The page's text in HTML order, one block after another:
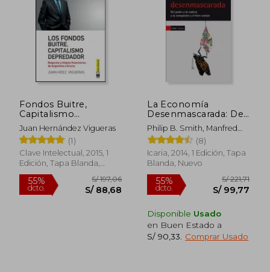
50%
dcto.
55%
dcto.
Fondos Buitre,
Capitalismo
Depredador:
Negocios y Litigios
Financieros: De
Argentina a Grecia
Juan Hernández Vigueras
(1)
Clave Intelectual, 2015, 1
Edición, Tapa Blanda,
Nuevo
La Economía
Desenmascarada: Del
Poder y la Codicia a la
Compasión y el Bien
Común
Philip B. Smith, Manfred
Max-Neef
(8)
Icaria, 2014, 1 Edición, Tapa
Blanda, Nuevo
Disponible Usado
en Buen Estado a
S/ 90,33
Comprar Usado